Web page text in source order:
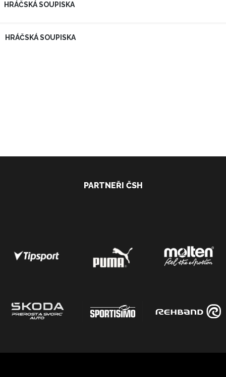
HRÁČSKÁ SOUPISKA
HRÁČSKÁ SOUPISKA
PARTNEŘI ČSH